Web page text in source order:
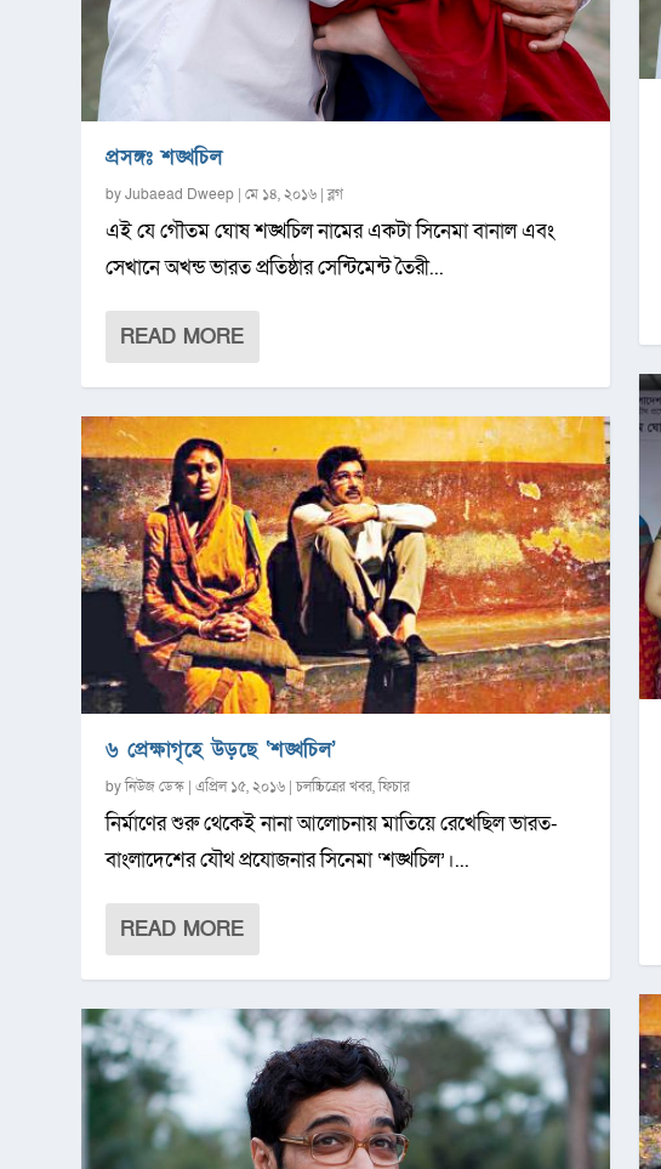
প্রসঙ্গঃ শঙ্খচিল
byJubaead Dweep |মে ১৪, ২০১৬ |ব্লগ
এই যে গৌতম ঘোষ শঙ্খচিল নামের একটা সিনেমা বানাল এবং
সেখানে অখন্ড ভারত প্রতিষ্ঠার সেন্টিমেন্ট তৈরী...
READ MORE
৬ প্রেক্ষাগৃহে উড়ছে ‘শঙ্খচিল’
byনিউজ ডেস্ক |এপ্রিল ১৫, ২০১৬ |চলচ্চিত্রের খবর,ফিচার
নির্মাণের শুরু থেকেই নানা আলোচনায় মাতিয়ে রেখেছিল ভারত-
বাংলাদেশের যৌথ প্রযোজনার সিনেমা ‘শঙ্খচিল’।...
READ MORE